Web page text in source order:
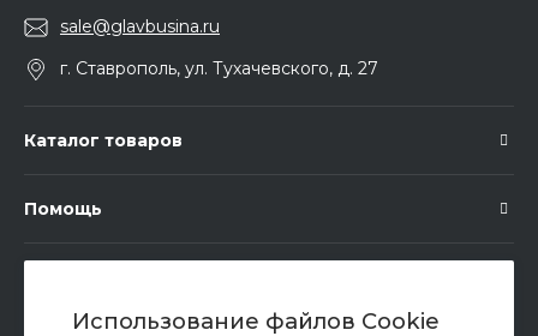
Использование файлов Cookie
sale@glavbusina.ru
г. Ставрополь, ул. Тухачевского, д. 27
Каталог товаров
Помощь